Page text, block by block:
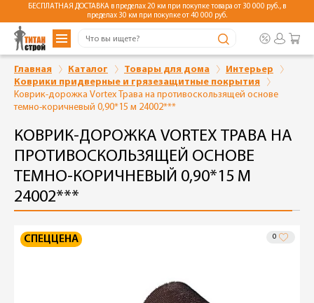
БЕСПЛАТНАЯ ДОСТАВКА в пределах 20 км при покупке товара от 30 000 руб., в
пределах 30 км при покупке от 40 000 руб.
Главная Каталог Товары для дома
Интерьер
Коврики придверные и грязезащитные покрытия
Коврик-дорожка Vortex Трава на противоскользящей основе
темно-коричневый 0,90*15 м 24002***
КОВРИК-ДОРОЖКА VORTEX ТРАВА НА
ПРОТИВОСКОЛЬЗЯЩЕЙ ОСНОВЕ
ТЕМНО-КОРИЧНЕВЫЙ 0,90*15 М
24002***
0
СПЕЦЦЕНА